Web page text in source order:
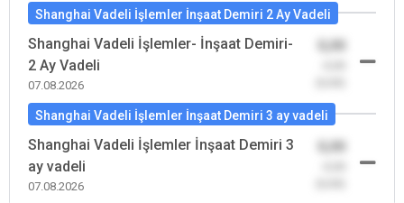
Shanghai Vadeli İşlemler İnşaat Demiri 2 Ay Vadeli
Shanghai Vadeli İşlemler- İnşaat Demiri-
2 Ay Vadeli
07.08.2026
Shanghai Vadeli İşlemler İnşaat Demiri 3 ay vadeli
Shanghai Vadeli İşlemler İnşaat Demiri 3
ay vadeli
07.08.2026